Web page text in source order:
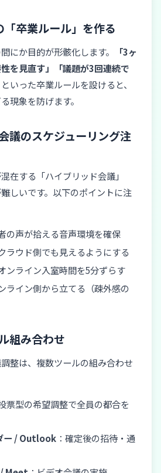
「卒業ルール」を作る
にか目的が形骸化します。
「3ヶ
を見直す」「議題が3回連続で
といった卒業ルールを設けると、
現象を防げます。
議のスケジューリング注
在する「ハイブリッド会議」
しいです。以下のポイントに注
の声が拾える音声環境を確保
ラウド側でも見えるようにする
ンライン入室時間を5分ずらす
ライン側から立てる（疎外感の
組み合わせ
整は、複数ツールの組み合わせ
票型の希望調整で全員の都合を
ー / Outlook ：確定後の招待・通